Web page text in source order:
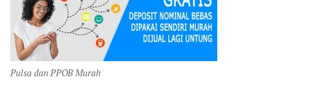
Pulsa dan PPOB Murah